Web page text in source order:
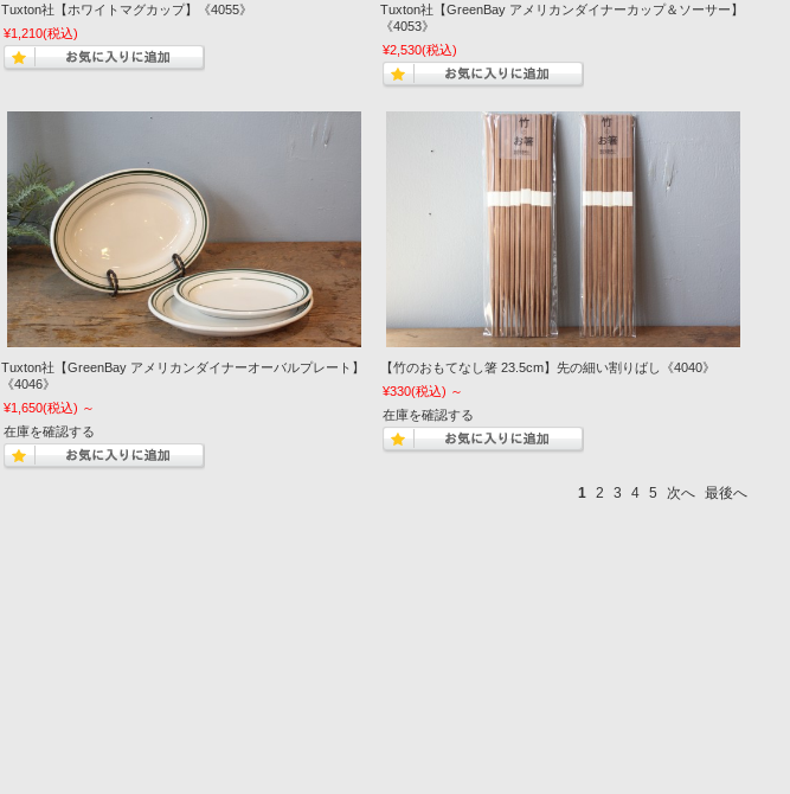
Tuxton社【ホワイトマグカップ】《4055》
¥1,210(税込)
Tuxton社【GreenBay アメリカンダイナーカップ＆ソーサー】
《4053》
¥2,530(税込)
Tuxton社【GreenBay アメリカンダイナーオーバルプレート】
《4046》
¥1,650(税込) ～
在庫を確認する
【竹のおもてなし箸 23.5cm】先の細い割りばし《4040》
¥330(税込) ～
在庫を確認する
1 2 3 4 5 次へ 最後へ